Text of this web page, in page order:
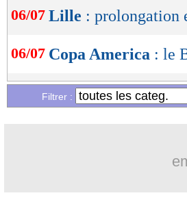
06/07 Lille : prolongation
06/07 Copa America : le
Liste des brèves du
Filtrer :